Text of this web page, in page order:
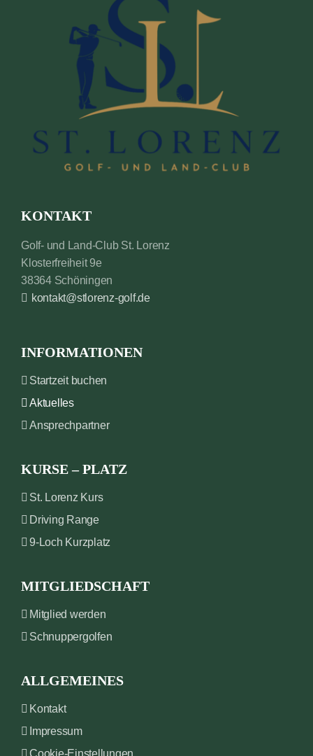
KONTAKT
Golf- und Land-Club St. Lorenz
Klosterfreiheit 9e
38364 Schöningen
kontakt@stlorenz-golf.de
INFORMATIONEN
Startzeit buchen
Aktuelles
Ansprechpartner
KURSE – PLATZ
St. Lorenz Kurs
Driving Range
9-Loch Kurzplatz
MITGLIEDSCHAFT
Mitglied werden
Schnuppergolfen
ALLGEMEINES
Kontakt
Impressum
Cookie-Einstellungen